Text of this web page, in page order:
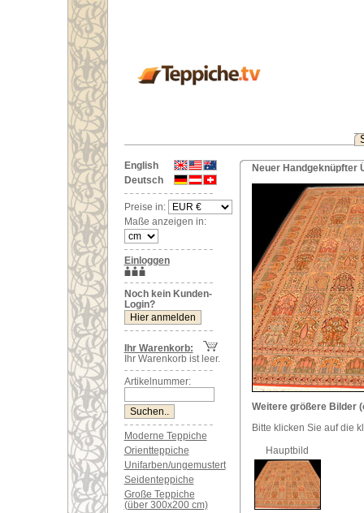
English
Deutsch
Preise in:
Maße anzeigen in:
Einloggen
Noch kein Kunden-
Login?
Ihr Warenkorb:
Ihr Warenkorb ist leer.
Artikelnummer:
Moderne Teppiche
Orientteppiche
Unifarben/ungemustert
Seidenteppiche
Große Teppiche
(über 300x200 cm)
Neuer Handgeknüpfter
Weitere größere Bilder
Bitte klicken Sie auf die
Hauptbild